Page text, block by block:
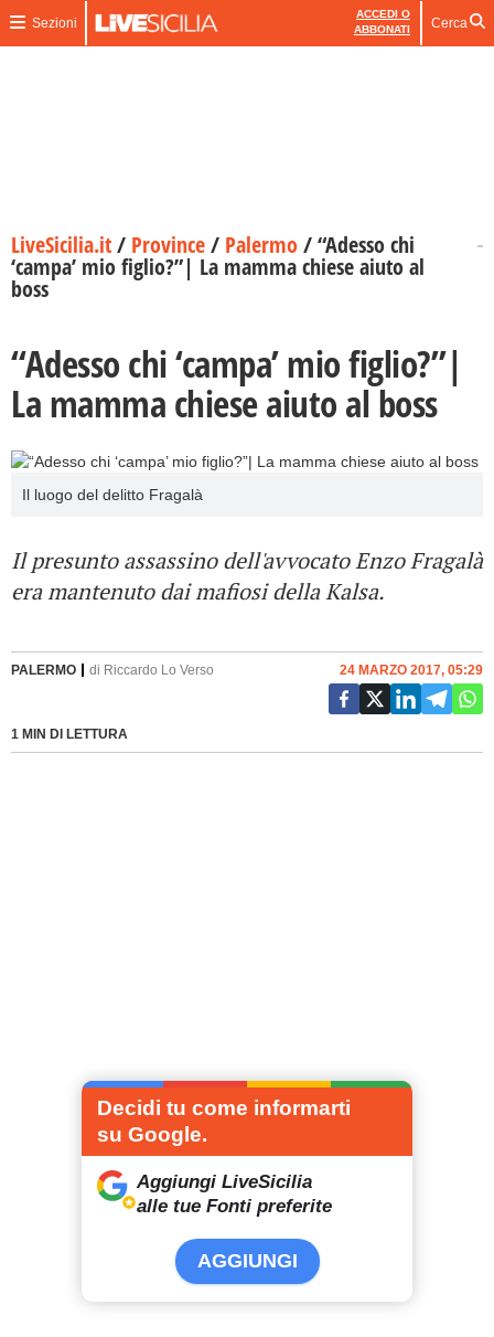
Sezioni
ACCEDI O
ABBONATI
Cerca
LiveSicilia.it/ Province/ Palermo/“Adesso chi
‘campa’ mio figlio?”| La mamma chiese aiuto al
boss
“Adesso chi ‘campa’ mio figlio?”|
La mamma chiese aiuto al boss
Il luogo del delitto Fragalà
Il presunto assassino dell'avvocato Enzo Fragalà
era mantenuto dai mafiosi della Kalsa.
PALERMO di Riccardo Lo Verso
1 MIN DI LETTURA
24 MARZO 2017, 05:29
Decidi tu come informarti
su Google.
Aggiungi LiveSicilia
alle tue Fonti preferite
AGGIUNGI